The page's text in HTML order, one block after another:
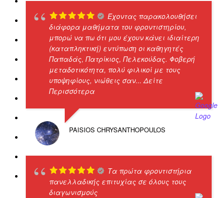
Έχοντας παρακολουθήσει
διάφορα μαθήματα του φροντιστηρίου,
μπορώ να πω ότι μου έχουν κάνει ιδιαίτερη
(καταπληκτική) εντύπωση οι καθηγητές
Παπαδάς, Πατρίκιος, Πελεκούδας. Φοβερή
μεταδοτικότητα, πολύ φιλικοί με τους
υποψηφίους, νιώθεις σαν... Δείτε
Περισσότερα
PAISIOS CHRYSANTHOPOULOS
Τα πρώτα φροντιστήρια
πανελλαδικής επιτυχίας σε όλους τους
διαγωνισμούς